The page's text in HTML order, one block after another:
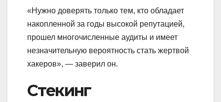
«Нужно доверять только тем, кто обладает
накопленной за годы высокой репутацией,
прошел многочисленные аудиты и имеет
незначительную вероятность стать жертвой
хакеров», — заверил он.
Стекинг